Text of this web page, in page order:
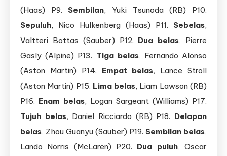
(Haas) P9. Sembilan, Yuki Tsunoda (RB) P10.
Sepuluh, Nico Hulkenberg (Haas) P11. Sebelas,
Valtteri Bottas (Sauber) P12. Dua belas, Pierre
Gasly (Alpine) P13. Tiga belas, Fernando Alonso
(Aston Martin) P14. Empat belas, Lance Stroll
(Aston Martin) P15. Lima belas, Liam Lawson (RB)
P16. Enam belas, Logan Sargeant (Williams) P17.
Tujuh belas, Daniel Ricciardo (RB) P18. Delapan
belas, Zhou Guanyu (Sauber) P19. Sembilan belas,
Lando Norris (McLaren) P20. Dua puluh, Oscar